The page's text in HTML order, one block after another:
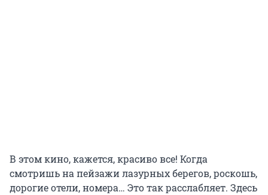
В этом кино, кажется, красиво все! Когда
смотришь на пейзажи лазурных берегов, роскошь,
дорогие отели, номера… Это так расслабляет. Здесь